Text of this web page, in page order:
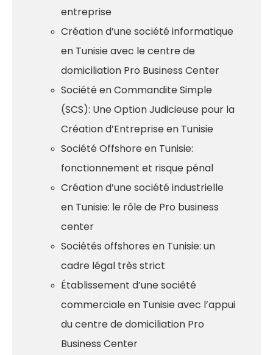
entreprise
Création d’une société informatique
en Tunisie avec le centre de
domiciliation Pro Business Center
Société en Commandite Simple
(SCS): Une Option Judicieuse pour la
Création d’Entreprise en Tunisie
Société Offshore en Tunisie:
fonctionnement et risque pénal
Création d’une société industrielle
en Tunisie: le rôle de Pro business
center
Sociétés offshores en Tunisie: un
cadre légal très strict
Établissement d’une société
commerciale en Tunisie avec l’appui
du centre de domiciliation Pro
Business Center